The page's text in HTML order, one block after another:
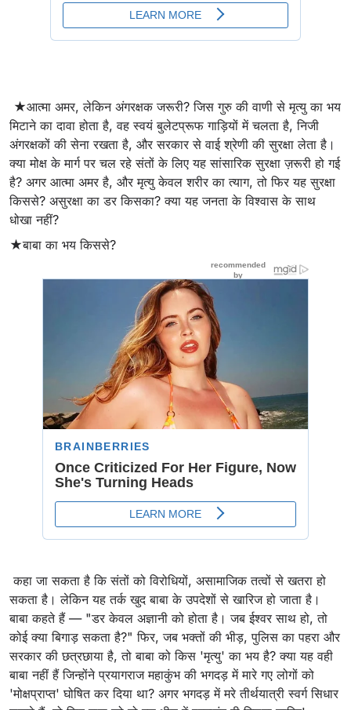
★आत्मा अमर, लेकिन अंगरक्षक जरूरी? जिस गुरु की वाणी से मृत्यु का भय
मिटाने का दावा होता है, वह स्वयं बुलेटप्रूफ गाड़ियों में चलता है, निजी
अंगरक्षकों की सेना रखता है, और सरकार से वाई श्रेणी की सुरक्षा लेता है।
क्या मोक्ष के मार्ग पर चल रहे संतों के लिए यह सांसारिक सुरक्षा ज़रूरी हो गई
है? अगर आत्मा अमर है, और मृत्यु केवल शरीर का त्याग, तो फिर यह सुरक्षा
किससे? असुरक्षा का डर किसका? क्या यह जनता के विश्वास के साथ
धोखा नहीं?
★बाबा का भय किससे?
कहा जा सकता है कि संतों को विरोधियों, असामाजिक तत्वों से खतरा हो
सकता है। लेकिन यह तर्क खुद बाबा के उपदेशों से खारिज हो जाता है।
बाबा कहते हैं — "डर केवल अज्ञानी को होता है। जब ईश्वर साथ हो, तो
कोई क्या बिगाड़ सकता है?" फिर, जब भक्तों की भीड़, पुलिस का पहरा और
सरकार की छत्रछाया है, तो बाबा को किस 'मृत्यु' का भय है? क्या यह वही
बाबा नहीं हैं जिन्होंने प्रयागराज महाकुंभ की भगदड़ में मारे गए लोगों को
'मोक्षप्राप्त' घोषित कर दिया था? अगर भगदड़ में मरे तीर्थयात्री स्वर्ग सिधार